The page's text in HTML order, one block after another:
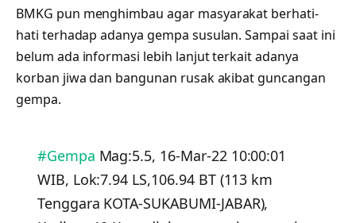
BMKG pun menghimbau agar masyarakat berhati-
hati terhadap adanya gempa susulan. Sampai saat ini
belum ada informasi lebih lanjut terkait adanya
korban jiwa dan bangunan rusak akibat guncangan
gempa.
#Gempa Mag:5.5, 16-Mar-22 10:00:01
WIB, Lok:7.94 LS,106.94 BT (113 km
Tenggara KOTA-SUKABUMI-JABAR),